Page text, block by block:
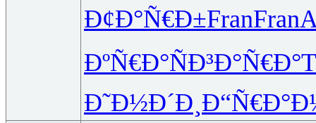
Ð¢Ð°Ñ€Ð±FranFran
ÐºÑ€Ð°ÑÐ³Ð°Ñ€Ð°
Ð˜Ð½Ð´Ð¸